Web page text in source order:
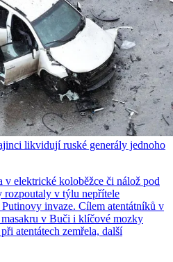
likvidují ruské generály jednoho
v elektrické koloběžce či nálož pod
rozpoutaly v týlu nepřítele
invaze. Cílem atentátníků v
v Buči i klíčové mozky
atentátech zemřela, další